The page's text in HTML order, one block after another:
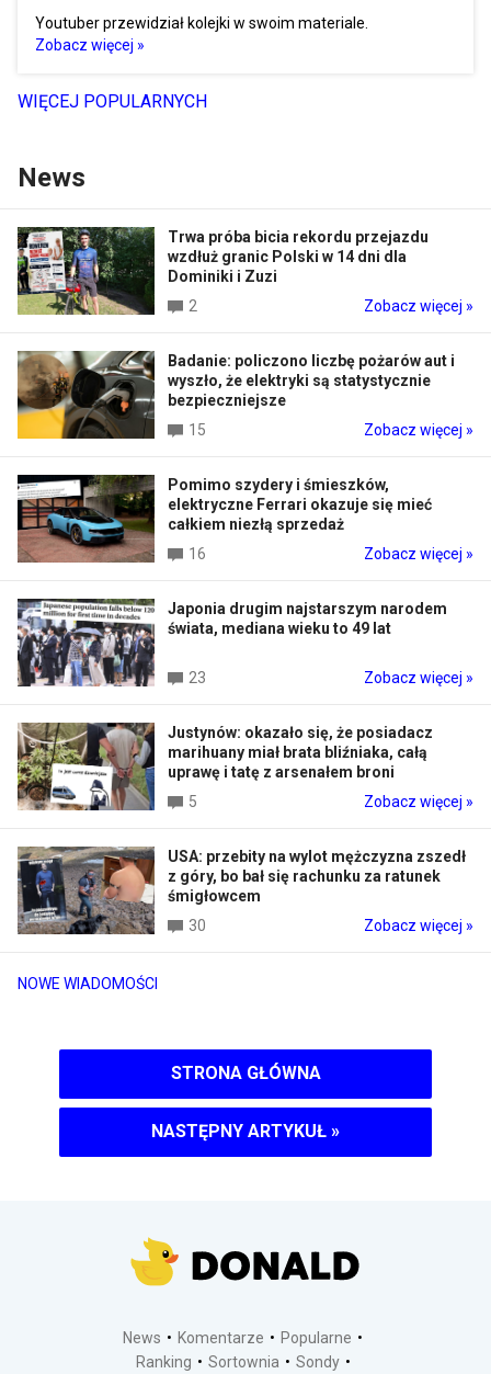
Youtuber przewidział kolejki w swoim materiale.
Zobacz więcej »
WIĘCEJ POPULARNYCH
News
NOWE WIADOMOŚCI
Trwa próba bicia rekordu przejazdu
wzdłuż granic Polski w 14 dni dla
Dominiki i Zuzi
2
Zobacz więcej »
Badanie: policzono liczbę pożarów aut i
wyszło, że elektryki są statystycznie
bezpieczniejsze
15
Zobacz więcej »
Pomimo szydery i śmieszków,
elektryczne Ferrari okazuje się mieć
całkiem niezłą sprzedaż
16
Zobacz więcej »
Japonia drugim najstarszym narodem
świata, mediana wieku to 49 lat
23 Zobacz więcej »
Justynów: okazało się, że posiadacz
marihuany miał brata bliźniaka, całą
uprawę i tatę z arsenałem broni
5
Zobacz więcej »
USA: przebity na wylot mężczyzna zszedł
z góry, bo bał się rachunku za ratunek
śmigłowcem
30
Zobacz więcej »
STRONA GŁÓWNA
NASTĘPNY ARTYKUŁ »
News Komentarze
Popularne
Ranking
Sortownia Sondy